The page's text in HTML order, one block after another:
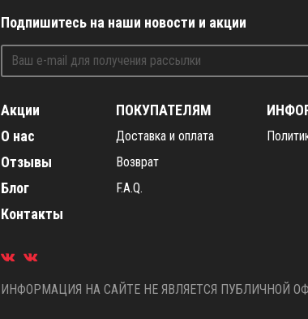
Подпишитесь на наши новости и акции
Акции
О нас
Отзывы
Блог
Контакты
ПОКУПАТЕЛЯМ
Доставка и оплата
Возврат
F.A.Q.
ИНФОРМАЦИЯ НА САЙТЕ НЕ ЯВЛЯЕТСЯ ПУБЛИЧНОЙ